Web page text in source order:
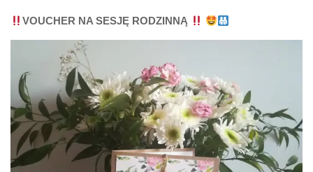
VOUCHER NA SESJĘ RODZINNĄ